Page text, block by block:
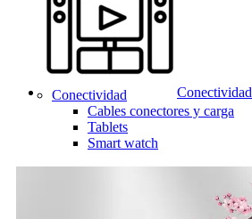
Conectividad
Conectividad
Cables conectores y carga
Tablets
Smart watch